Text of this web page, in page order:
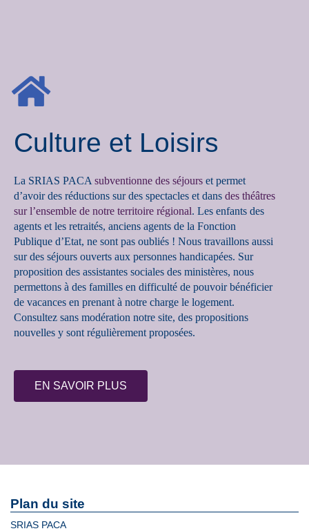
Culture et Loisirs
La SRIAS PACA subventionne des séjours et permet
d’avoir des réductions sur des spectacles et dans des théâtres
sur l’ensemble de notre territoire régional. Les enfants des
agents et les retraités, anciens agents de la Fonction
Publique d’Etat, ne sont pas oubliés ! Nous travaillons aussi
sur des séjours ouverts aux personnes handicapées. Sur
proposition des assistantes sociales des ministères, nous
permettons à des familles en difficulté de pouvoir bénéficier
de vacances en prenant à notre charge le logement.
Consultez sans modération notre site, des propositions
nouvelles y sont régulièrement proposées.
EN SAVOIR PLUS
Plan du site
SRIAS PACA